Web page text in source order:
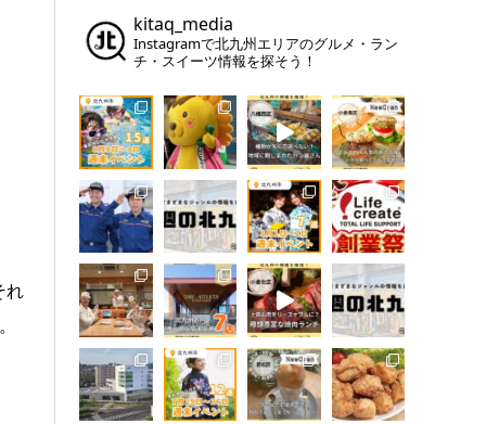
れ
kitaq_media
Instagramで北九州エリアのグルメ・ラン
チ・スイーツ情報を探そう！